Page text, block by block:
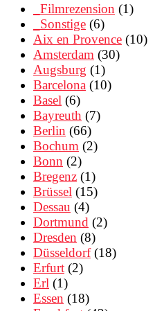
_Filmrezension (1)
_Sonstige (6)
Aix en Provence (10)
Amsterdam (30)
Augsburg (1)
Barcelona (10)
Basel (6)
Bayreuth (7)
Berlin (66)
Bochum (2)
Bonn (2)
Bregenz (1)
Brüssel (15)
Dessau (4)
Dortmund (2)
Dresden (8)
Düsseldorf(18)
Erfurt (2)
Erl (1)
Essen (18)